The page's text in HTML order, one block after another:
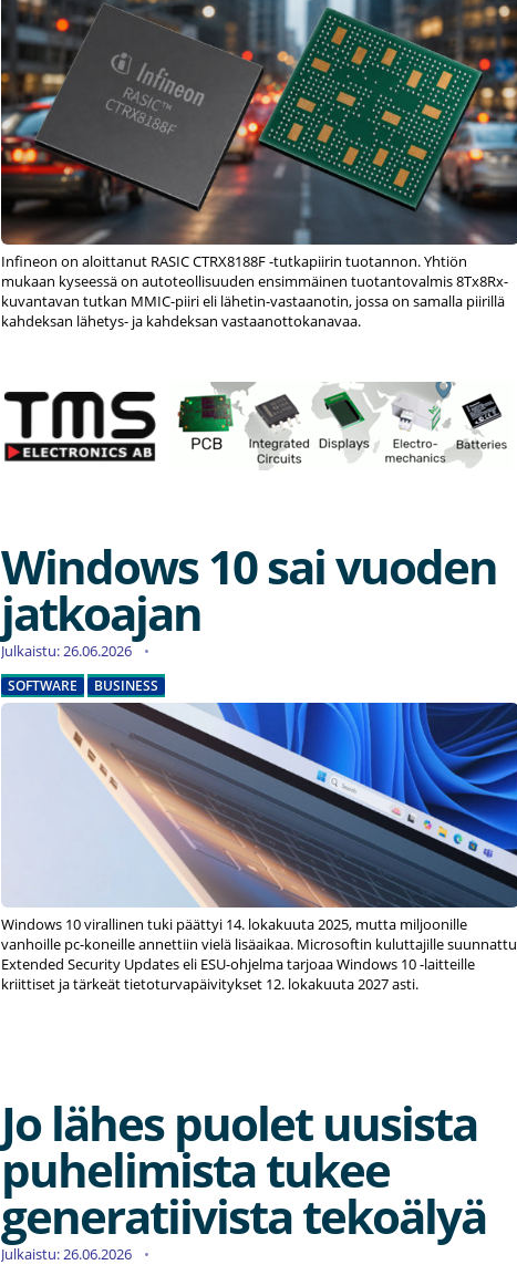
Infineon on aloittanut RASIC CTRX8188F -tutkapiirin tuotannon. Yhtiön
mukaan kyseessä on autoteollisuuden ensimmäinen tuotantovalmis 8Tx8Rx-
kuvantavan tutkan MMIC-piiri eli lähetin-vastaanotin, jossa on samalla piirillä
kahdeksan lähetys- ja kahdeksan vastaanottokanavaa.
Windows 10 sai vuoden
jatkoajan
Julkaistu: 26.06.2026
SOFTWARE BUSINESS
Windows 10 virallinen tuki päättyi 14. lokakuuta 2025, mutta miljoonille
vanhoille pc-koneille annettiin vielä lisäaikaa. Microsoftin kuluttajille suunnattu
Extended Security Updates eli ESU-ohjelma tarjoaa Windows 10 -laitteille
kriittiset ja tärkeät tietoturvapäivitykset 12. lokakuuta 2027 asti.
Jo lähes puolet uusista
puhelimista tukee
generatiivista tekoälyä
Julkaistu: 26.06.2026